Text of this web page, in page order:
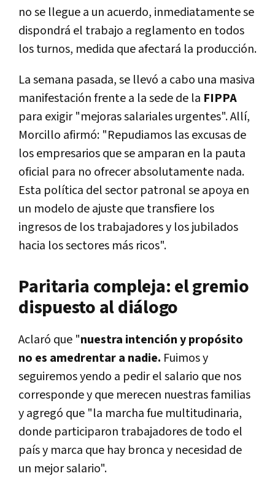
no se llegue a un acuerdo, inmediatamente se
dispondrá el trabajo a reglamento en todos
los turnos, medida que afectará la producción.
La semana pasada, se llevó a cabo una masiva
manifestación frente a la sede de la FIPPA
para exigir "mejoras salariales urgentes". Allí,
Morcillo afirmó: "Repudiamos las excusas de
los empresarios que se amparan en la pauta
oficial para no ofrecer absolutamente nada.
Esta política del sector patronal se apoya en
un modelo de ajuste que transfiere los
ingresos de los trabajadores y los jubilados
hacia los sectores más ricos".
Paritaria compleja: el gremio
dispuesto al diálogo
Aclaró que "nuestra intención y propósito
no es amedrentar a nadie. Fuimos y
seguiremos yendo a pedir el salario que nos
corresponde y que merecen nuestras familias
y agregó que "la marcha fue multitudinaria,
donde participaron trabajadores de todo el
país y marca que hay bronca y necesidad de
un mejor salario".